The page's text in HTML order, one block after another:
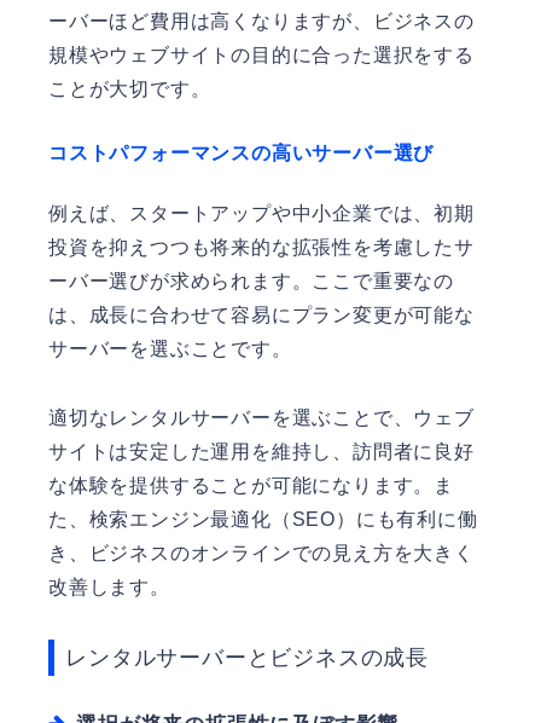
ーバーほど費用は高くなりますが、ビジネスの
規模やウェブサイトの目的に合った選択をする
ことが大切です。
コストパフォーマンスの高いサーバー選び
例えば、スタートアップや中小企業では、初期
投資を抑えつつも将来的な拡張性を考慮したサ
ーバー選びが求められます。ここで重要なの
は、成長に合わせて容易にプラン変更が可能な
サーバーを選ぶことです。
適切なレンタルサーバーを選ぶことで、ウェブ
サイトは安定した運用を維持し、訪問者に良好
な体験を提供することが可能になります。ま
た、検索エンジン最適化（SEO）にも有利に働
き、ビジネスのオンラインでの見え方を大きく
改善します。
レンタルサーバーとビジネスの成長